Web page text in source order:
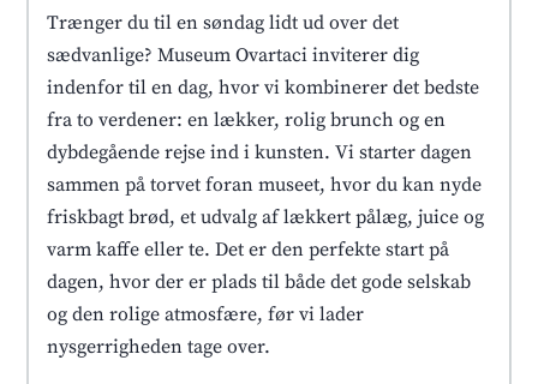
Trænger du til en søndag lidt ud over det
sædvanlige? Museum Ovartaci inviterer dig
indenfor til en dag, hvor vi kombinerer det bedste
fra to verdener: en lækker, rolig brunch og en
dybdegående rejse ind i kunsten. Vi starter dagen
sammen på torvet foran museet, hvor du kan nyde
friskbagt brød, et udvalg af lækkert pålæg, juice og
varm kaffe eller te. Det er den perfekte start på
dagen, hvor der er plads til både det gode selskab
og den rolige atmosfære, før vi lader
nysgerrigheden tage over.